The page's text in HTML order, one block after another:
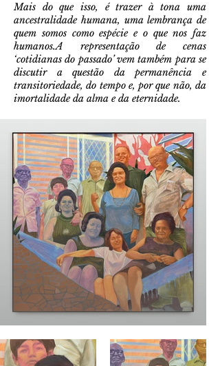
Mais do que isso, é trazer à tona uma
ancestralidade humana, uma lembrança de
quem somos como espécie e o que nos faz
humanos.A representação de cenas
‘cotidianas do passado’ vem também para se
discutir a questão da permanência e
transitoriedade, do tempo e, por que não, da
imortalidade da alma e da eternidade.